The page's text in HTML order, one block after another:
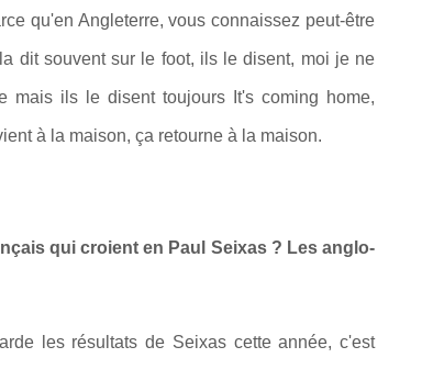
qu'en Angleterre, vous connaissez peut-être
dit souvent sur le foot, ils le disent, moi je ne
mais ils le disent toujours It's coming home,
à la maison, ça retourne à la maison.
qui croient en Paul Seixas ? Les anglo-
les résultats de Seixas cette année, c'est